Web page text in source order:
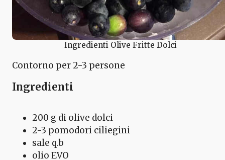
Ingredienti Olive Fritte Dolci
Contorno per 2-3 persone
Ingredienti
200 g di olive dolci
2-3 pomodori ciliegini
sale q.b
olio EVO